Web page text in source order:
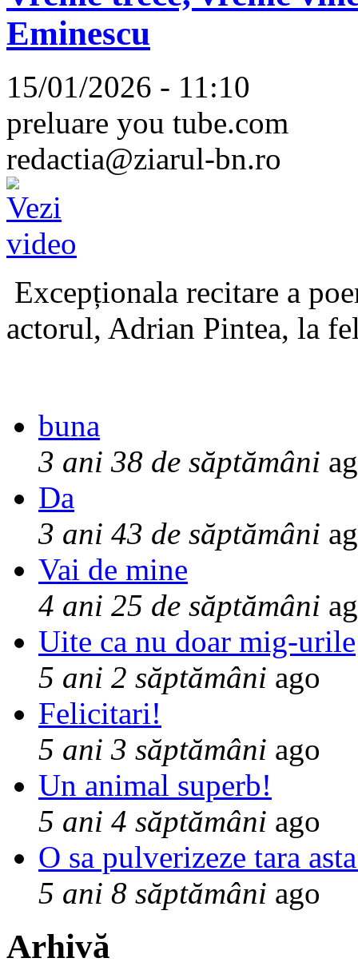
Eminescu
15/01/2026 - 11:10
preluare you tube.com
redactia@ziarul-bn.ro
Excepționala recitare a
actorul, Adrian Pintea, la
buna
3 ani 38 de săptămâni
Da
3 ani 43 de săptămâni
Vai de mine
4 ani 25 de săptămâni
Uite ca nu doar mig-urile
5 ani 2 săptămâni ago
Felicitari!
5 ani 3 săptămâni ago
Un animal superb!
5 ani 4 săptămâni ago
O sa pulverizeze tara
5 ani 8 săptămâni ago
Arhivă